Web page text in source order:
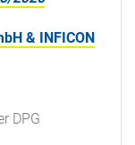
& INFICON
DPG